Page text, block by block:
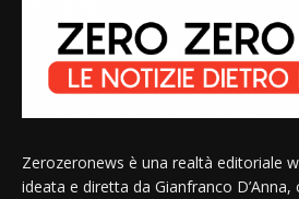
Zerozeronews è una realtà editoriale
ideata e diretta da Gianfranco